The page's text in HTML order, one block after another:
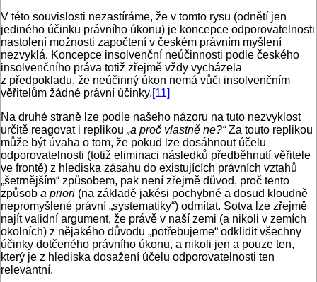
V této souvislosti nezastíráme, že v tomto rysu (odnětí jen
jediného účinku právního úkonu) je koncepce odporovatelnosti
nastolení možnosti započtení v českém právním myšlení
nezvyklá. Koncepce insolvenční neúčinnosti podle českého
insolvenčního práva totiž zřejmě vždy vycházela
z předpokladu, že neúčinný úkon nemá vůči insolvenčním
věřitelům žádné právní účinky.[11]
Na druhé straně lze podle našeho názoru na tuto nezvyklost
určitě reagovat i replikou „a proč vlastně ne?“Za touto replikou
může být úvaha o tom, že pokud lze dosáhnout účelu
odporovatelnosti (totiž eliminaci následků předběhnutí věřitele
ve frontě) z hlediska zásahu do existujících právních vztahů
„šetrnějším“ způsobem, pak není zřejmě důvod, proč tento
způsob a priori (na základě jakési pochybné a dosud kloudně
nepromyšlené právní „systematiky“) odmítat. Sotva lze zřejmě
najít validní argument, že právě v naší zemi (a nikoli v zemích
okolních) z nějakého důvodu „potřebujeme“ odklidit všechny
účinky dotčeného právního úkonu, a nikoli jen a pouze ten,
který je z hlediska dosažení účelu odporovatelnosti ten
relevantní.